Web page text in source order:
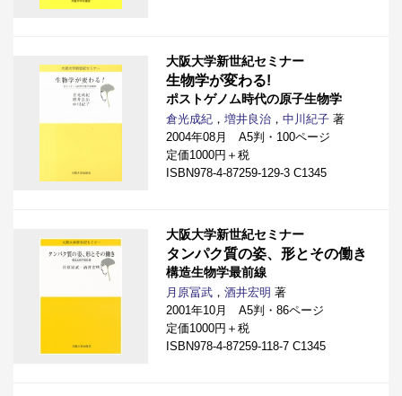
大阪大学新世紀セミナー
生物学が変わる!
ポストゲノム時代の原子生物学
倉光成紀 ， 増井良治 ， 中川紀子 著
2004年08月 A5判・100ページ
定価1000円＋税
ISBN978-4-87259-129-3 C1345
大阪大学新世紀セミナー
タンパク質の姿、形とその働き
構造生物学最前線
月原冨武 ， 酒井宏明 著
2001年10月 A5判・86ページ
定価1000円＋税
ISBN978-4-87259-118-7 C1345